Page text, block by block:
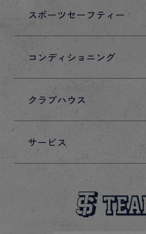
スポーツセーフティー
コンディショニング
クラブハウス
サービス